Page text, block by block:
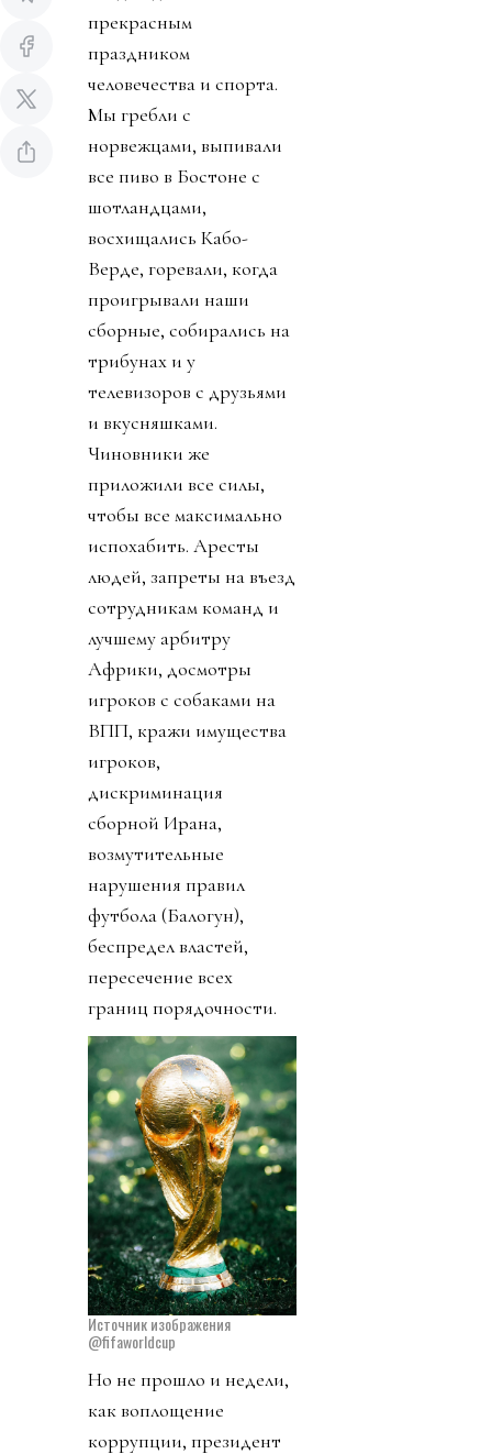
прекрасным
праздником
человечества и спорта.
Мы гребли с
норвежцами, выпивали
все пиво в Бостоне с
шотландцами,
восхищались Кабо-
Верде, горевали, когда
проигрывали наши
сборные, собирались на
трибунах и у
телевизоров с друзьями
и вкусняшками.
Чиновники же
приложили все силы,
чтобы все максимально
испохабить. Аресты
людей, запреты на въезд
сотрудникам команд и
лучшему арбитру
Африки, досмотры
игроков с собаками на
ВПП, кражи имущества
игроков,
дискриминация
сборной Ирана,
возмутительные
нарушения правил
футбола (Балогун),
беспредел властей,
пересечение всех
границ порядочности.
Источник изображения
@fifaworldcup
Но не прошло и недели,
как воплощение
коррупции, президент